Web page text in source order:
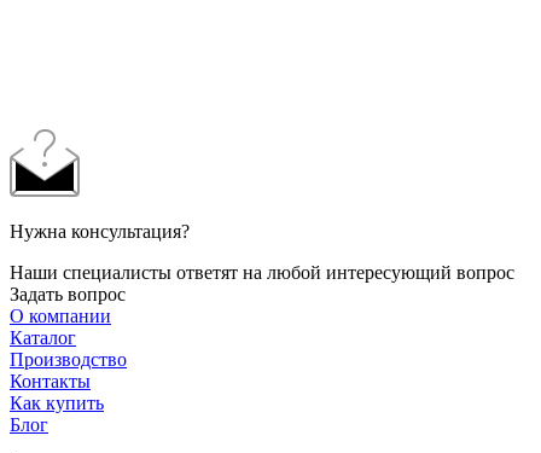
Нужна консультация?
Наши специалисты ответят на любой интересующий вопрос
Задать вопрос
О компании
Каталог
Производство
Контакты
Как купить
Блог